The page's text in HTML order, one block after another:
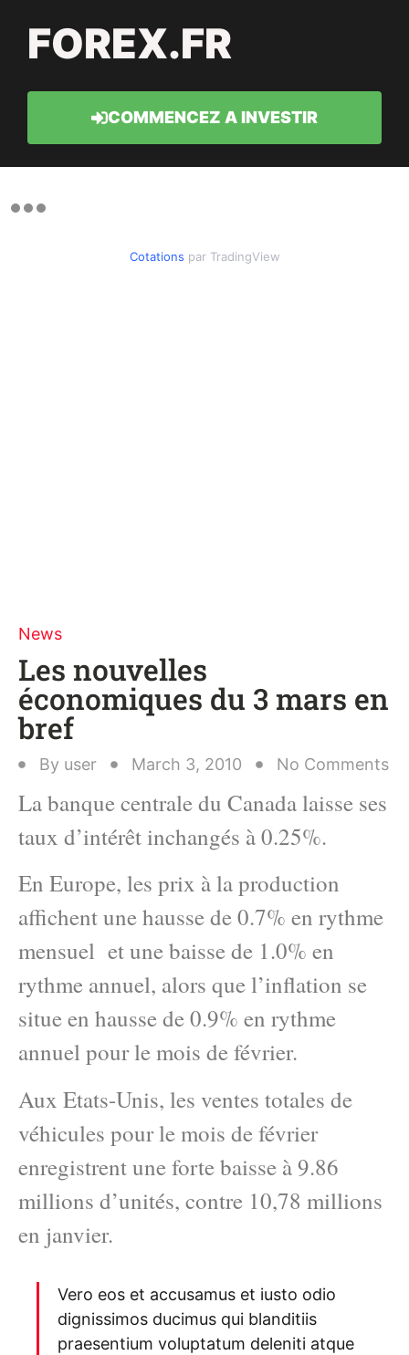
FOREX.FR
COMMENCEZ A INVESTIR
Cotations par TradingView
News
Les nouvelles
économiques du 3 mars en
bref
By user March 3, 2010 No Comments
La banque centrale du Canada laisse ses
taux d’intérêt inchangés à 0.25%.
En Europe, les prix à la production
affichent une hausse de 0.7% en rythme
mensuel et une baisse de 1.0% en
rythme annuel, alors que l’inflation se
situe en hausse de 0.9% en rythme
annuel pour le mois de février.
Aux Etats-Unis, les ventes totales de
véhicules pour le mois de février
enregistrent une forte baisse à 9.86
millions d’unités, contre 10,78 millions
en janvier.
Vero eos et accusamus et iusto odio
dignissimos ducimus qui blanditiis
praesentium voluptatum deleniti atque